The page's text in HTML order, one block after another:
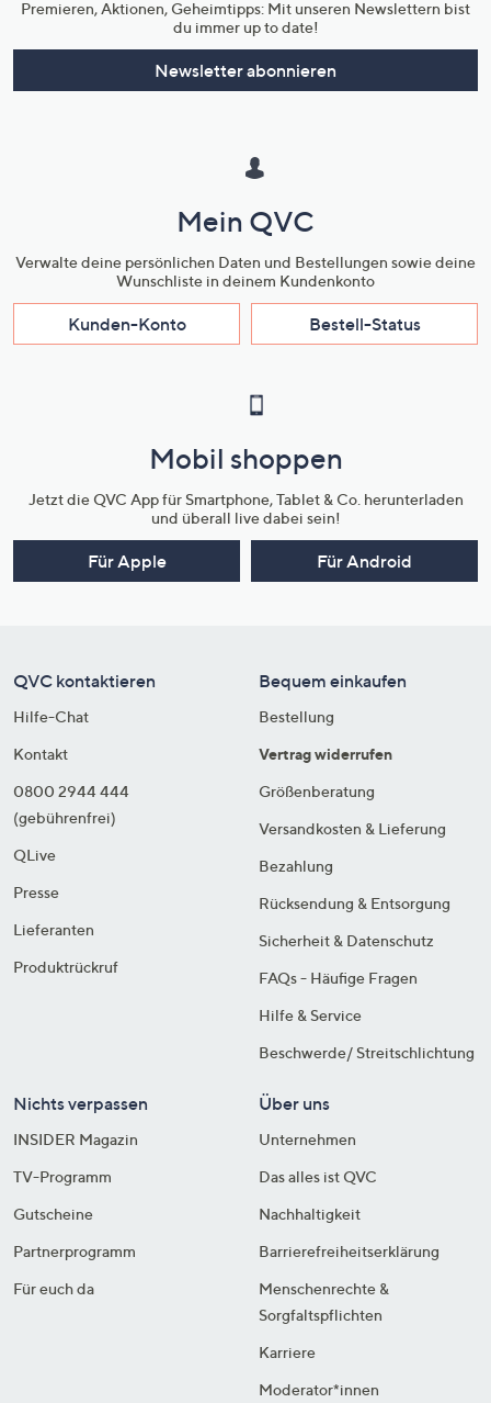
Premieren, Aktionen, Geheimtipps: Mit unseren Newslettern bist
du immer up to date!
Newsletter abonnieren
Mein QVC
Verwalte deine persönlichen Daten und Bestellungen sowie deine
Wunschliste in deinem Kundenkonto
Kunden-Konto Bestell-Status
Mobil shoppen
Jetzt die QVC App für Smartphone, Tablet & Co. herunterladen
und überall live dabei sein!
Für Apple Für Android
QVC kontaktieren
Hilfe-Chat
Kontakt
0800 2944 444
(gebührenfrei)
QLive
Presse
Lieferanten
Produktrückruf
Bequem einkaufen
Bestellung
Vertrag widerrufen
Größenberatung
Versandkosten & Lieferung
Bezahlung
Rücksendung & Entsorgung
Sicherheit & Datenschutz
FAQs - Häufige Fragen
Hilfe & Service
Beschwerde/ Streitschlichtung
Nichts verpassen
INSIDER Magazin
TV-Programm
Gutscheine
Partnerprogramm
Für euch da
Über uns
Unternehmen
Das alles ist QVC
Nachhaltigkeit
Barrierefreiheitserklärung
Menschenrechte &
Sorgfaltspflichten
Karriere
Moderator*innen